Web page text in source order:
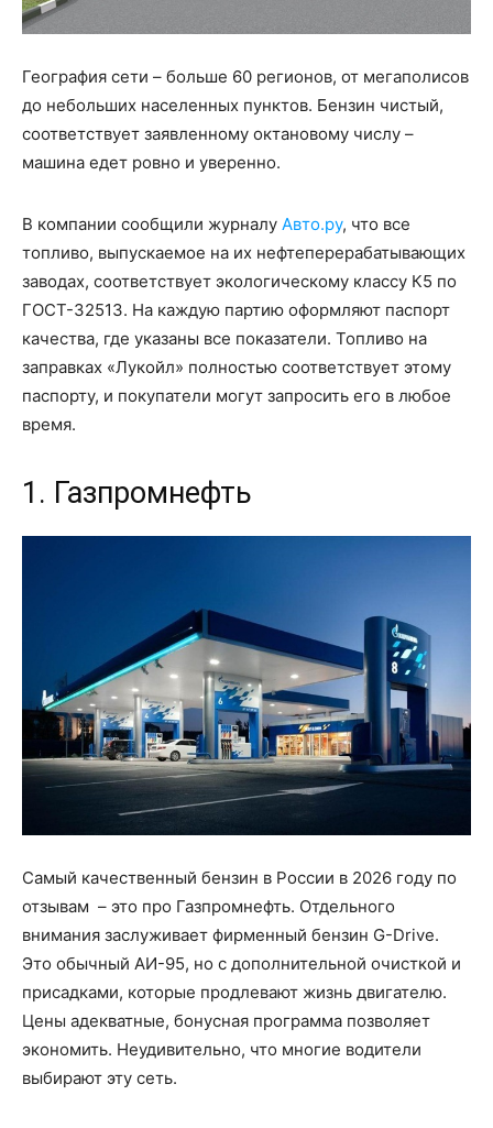
География сети – больше 60 регионов, от мегаполисов
до небольших населенных пунктов. Бензин чистый,
соответствует заявленному октановому числу –
машина едет ровно и уверенно.
В компании сообщили журналу Авто.ру, что все
топливо, выпускаемое на их нефтеперерабатывающих
заводах, соответствует экологическому классу К5 по
ГОСТ-32513. На каждую партию оформляют паспорт
качества, где указаны все показатели. Топливо на
заправках «Лукойл» полностью соответствует этому
паспорту, и покупатели могут запросить его в любое
время.
1. Газпромнефть
Самый качественный бензин в России в 2026 году по
отзывам – это про Газпромнефть. Отдельного
внимания заслуживает фирменный бензин G-Drive.
Это обычный АИ-95, но с дополнительной очисткой и
присадками, которые продлевают жизнь двигателю.
Цены адекватные, бонусная программа позволяет
экономить. Неудивительно, что многие водители
выбирают эту сеть.